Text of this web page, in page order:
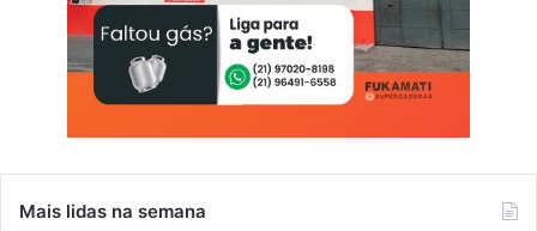
Mais lidas na semana